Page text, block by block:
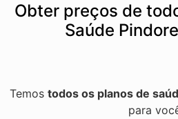
Obter preços de
Saúde
Temos todos os planos de
para